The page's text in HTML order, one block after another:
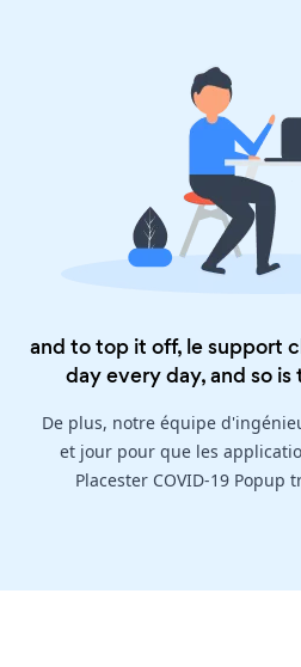
and to top it off, le support
day every day, and so is
De plus, notre équipe
et jour pour que les
Placester COVID-19 Popup